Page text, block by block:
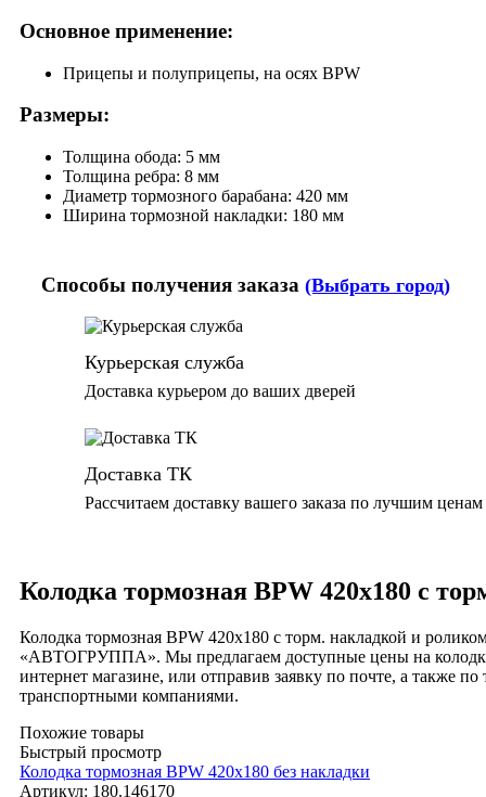
Основное применение:
Прицепы и полуприцепы, на осях BPW
Размеры:
Толщина обода: 5 мм
Толщина ребра: 8 мм
Диаметр тормозного барабана: 420 мм
Ширина тормозной накладки: 180 мм
Способы получения заказа (Выбрать город)
Курьерская служба
Доставка курьером до ваших дверей
Доставка ТК
Рассчитаем доставку вашего заказа по лучшим ценам
Колодка тормозная BPW 420х180 с
Колодка тормозная BPW 420х180 с торм. накладкой и
«АВТОГРУППА». Мы предлагаем доступные цены на
интернет магазине, или отправив заявку по почте, а
транспортными компаниями.
Похожие товары
Быстрый просмотр
Колодка тормозная BPW 420х180 без накладки
Артикул: 180.146170